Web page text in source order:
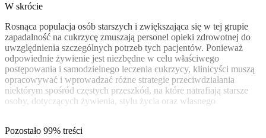
W skrócie
Rosnąca populacja osób starszych i zwiększająca się w tej grupie
zapadalność na cukrzycę zmuszają personel opieki zdrowotnej do
uwzględnienia szczególnych potrzeb tych pacjentów. Ponieważ
odpowiednie żywienie jest niezbędne w celu właściwego
postępowania i samodzielnego leczenia cukrzycy, klinicyści muszą
opracowywać i wprowadzać różne strategie przeciwdziałania
niektórym spośród częstych przeszkód, na które natrafiają starsze
osoby, dotyczących żywienia, stylu życia oraz własnego
Pozostało 99% treści